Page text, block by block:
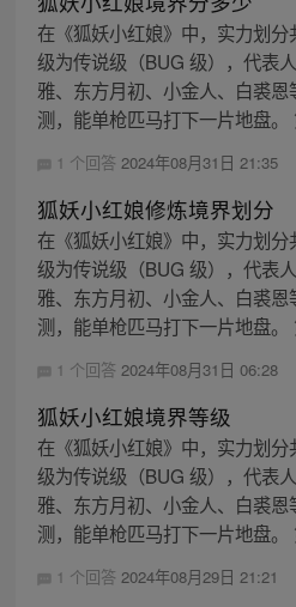
在《狐妖小红娘》中，实力划
级为传说级（BUG 级），代表
雅、东方月初、小金人、白裘
测，能单枪匹马打下一片地盘
1 个回答 2024年08月31日 21:35
狐妖小红娘修炼境界划分
在《狐妖小红娘》中，实力划
级为传说级（BUG 级），代表
雅、东方月初、小金人、白裘
测，能单枪匹马打下一片地盘
1 个回答 2024年08月31日 06:28
狐妖小红娘境界等级
在《狐妖小红娘》中，实力划
级为传说级（BUG 级），代表
雅、东方月初、小金人、白裘
测，能单枪匹马打下一片地盘
1 个回答 2024年08月29日 21:21